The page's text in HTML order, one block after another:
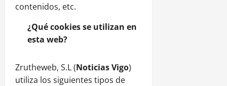
contenidos, etc.
¿Qué cookies se utilizan en
esta web?
Zrutheweb, S.L (NoticiasVigo)
utiliza los siguientes tipos de